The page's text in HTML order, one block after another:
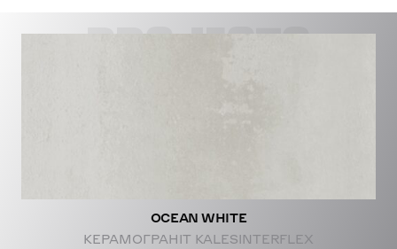
PROJECTS
OCEAN WHITE
КЕРАМОГРАНІТ KALESINTERFLEX